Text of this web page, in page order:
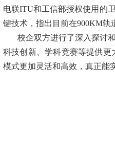
电联ITU和工信部授权使用的
键技术，指出目前在900KM轨
校企双方进行了深入探讨
科技创新、学科竞赛等提供
模式更加灵活和高效，真正能